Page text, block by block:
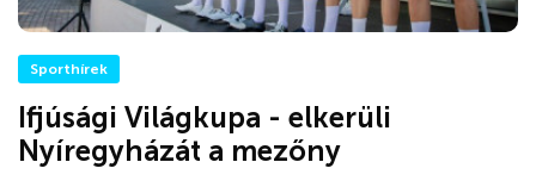
Sporthírek
Ifjúsági Világkupa - elkerüli
Nyíregyházát a mezőny